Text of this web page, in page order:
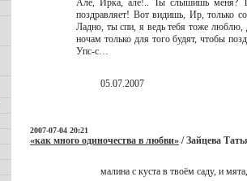
Алё, Ирка, алё!.. Ты слышишь меня?
поздравляет! Вот видишь, Ир, только
Ладно, ты спи, я ведь тебя тоже
ночам только для того будят, чтобы
Упс-с…
05.07.2007
2007-07-04 20:21
«как много одиночества в любви» / Зайцева
малина с куста в твоём саду, и